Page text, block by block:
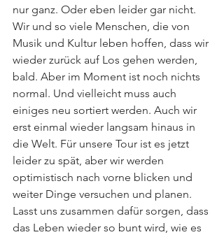
nur ganz. Oder eben leider gar nicht.
Wir und so viele Menschen, die von
Musik und Kultur leben hoffen, dass wir
wieder zurück auf Los gehen werden,
bald. Aber im Moment ist noch nichts
normal. Und vielleicht muss auch
einiges neu sortiert werden. Auch wir
erst einmal wieder langsam hinaus in
die Welt. Für unsere Tour ist es jetzt
leider zu spät, aber wir werden
optimistisch nach vorne blicken und
weiter Dinge versuchen und planen.
Lasst uns zusammen dafür sorgen, dass
das Leben wieder so bunt wird, wie es